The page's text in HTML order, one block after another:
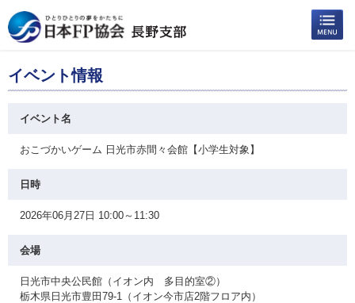
イベント情報
イベント名
おこづかいゲーム 日光市赤間々会館【小学生対象】
日時
2026年06月27日 10:00～11:30
会場
日光市中央公民館（イオン内 多目的室②）
栃木県日光市豊田79-1（イオン今市店2階フロア内）